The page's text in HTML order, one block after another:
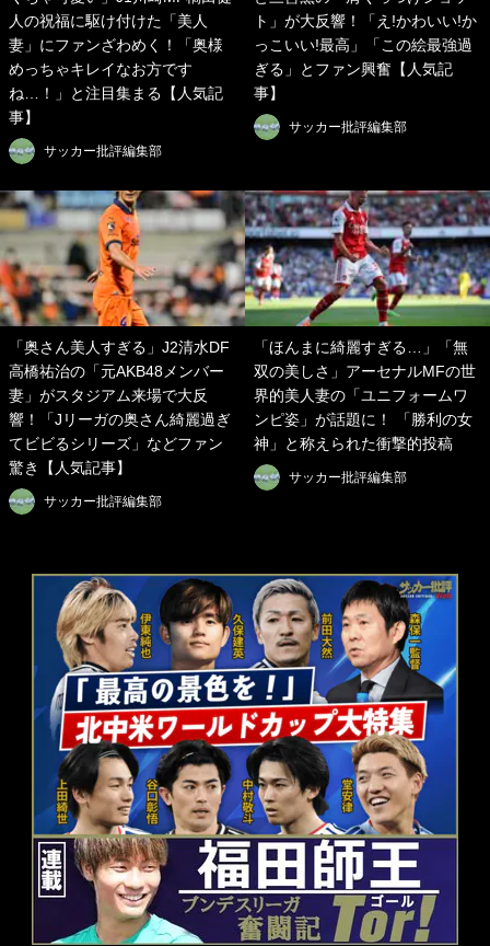
人の祝福に駆け付けた「美人
妻」にファンざわめく！「奥様
めっちゃキレイなお方です
ね…！」と注目集まる【人気記
事】
サッカー批評編集部
ト」が大反響！「え!かわいい!か
っこいい!最高」「この絵最強過
ぎる」とファン興奮【人気記
事】
サッカー批評編集部
「奥さん美人すぎる」J2清水DF
高橋祐治の「元AKB48メンバー
妻」がスタジアム来場で大反
響！「Jリーガの奥さん綺麗過ぎ
てビビるシリーズ」などファン
驚き【人気記事】
サッカー批評編集部
「ほんまに綺麗すぎる…」「無
双の美しさ」アーセナルMFの世
界的美人妻の「ユニフォームワ
ンピ姿」が話題に！ 「勝利の女
神」と称えられた衝撃的投稿
サッカー批評編集部